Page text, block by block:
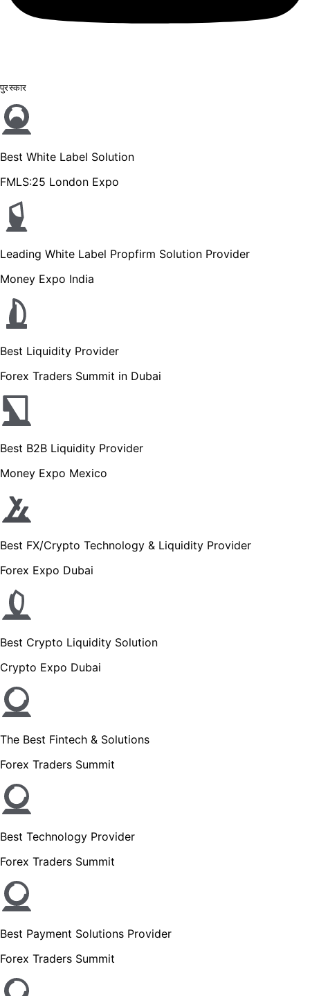
पुरस्कार
Best White Label Solution
FMLS:25 London Expo
Leading White Label Propfirm Solution Provider
Money Expo India
Best Liquidity Provider
Forex Traders Summit in Dubai
Best B2B Liquidity Provider
Money Expo Mexico
Best FX/Crypto Technology & Liquidity Provider
Forex Expo Dubai
Best Crypto Liquidity Solution
Crypto Expo Dubai
The Best Fintech & Solutions
Forex Traders Summit
Best Technology Provider
Forex Traders Summit
Best Payment Solutions Provider
Forex Traders Summit